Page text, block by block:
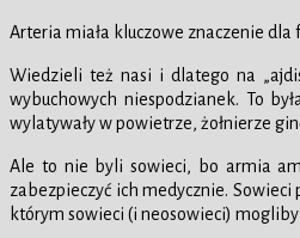
Arteria miała kluczowe znaczenie dla
Wiedzieli też nasi i dlatego na
wybuchowych niespodzianek. To
wylatywały w powietrze, żołnierze
Ale to nie byli sowieci, bo armia
zabezpieczyć ich medycznie.
którym sowieci (i neosowieci)